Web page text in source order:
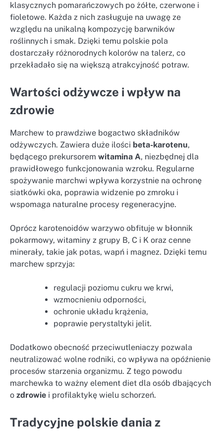
klasycznych pomarańczowych po żółte, czerwone i
fioletowe. Każda z nich zasługuje na uwagę ze
względu na unikalną kompozycję barwników
roślinnych i smak. Dzięki temu polskie pola
dostarczały różnorodnych kolorów na talerz, co
przekładało się na większą atrakcyjność potraw.
Wartości odżywcze i wpływ na
zdrowie
Marchew to prawdziwe bogactwo składników
odżywczych. Zawiera duże ilości beta-karotenu,
będącego prekursorem witamina A, niezbędnej dla
prawidłowego funkcjonowania wzroku. Regularne
spożywanie marchwi wpływa korzystnie na ochronę
siatkówki oka, poprawia widzenie po zmroku i
wspomaga naturalne procesy regeneracyjne.
Oprócz karotenoidów warzywo obfituje w błonnik
pokarmowy, witaminy z grupy B, C i K oraz cenne
minerały, takie jak potas, wapń i magnez. Dzięki temu
marchew sprzyja:
regulacji poziomu cukru we krwi,
wzmocnieniu odporności,
ochronie układu krążenia,
poprawie perystaltyki jelit.
Dodatkowo obecność przeciwutleniaczy pozwala
neutralizować wolne rodniki, co wpływa na opóźnienie
procesów starzenia organizmu. Z tego powodu
marchewka to ważny element diet dla osób dbających
o zdrowie i profilaktykę wielu schorzeń.
Tradycyjne polskie dania z